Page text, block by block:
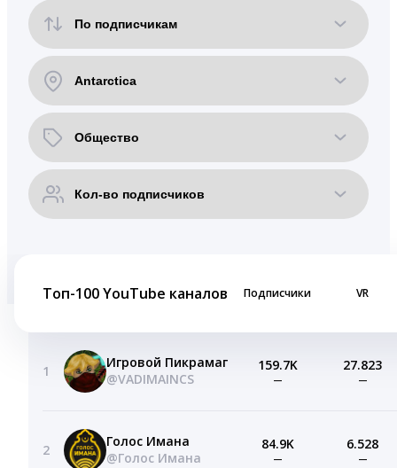
Топ-100 YouTube каналов Подписчики VR
1
Игровой Пикрамаг
@VADIMAINCS
159.7K
—
27.823
—
2
Голос Имана
@Голос Имана
84.9K
—
6.528
—